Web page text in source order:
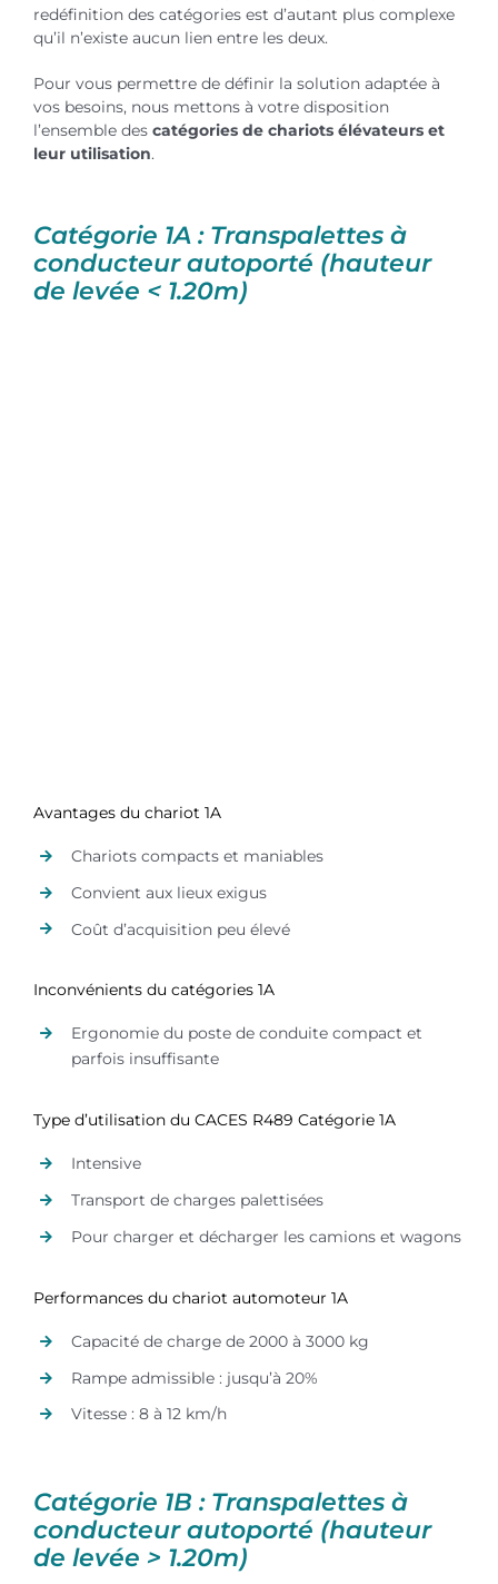
redéfinition des catégories est d’autant plus complexe
qu’il n’existe aucun lien entre les deux.
Pour vous permettre de définir la solution adaptée à
vos besoins, nous mettons à votre disposition
l’ensemble des catégories de chariots élévateurs et
leur utilisation.
Catégorie 1A : Transpalettes à
conducteur autoporté (hauteur
de levée < 1.20m)
Avantages du chariot 1A
Chariots compacts et maniables
Convient aux lieux exigus
Coût d’acquisition peu élevé
Inconvénients du catégories 1A
Ergonomie du poste de conduite compact et
parfois insuffisante
Type d’utilisation du CACES R489 Catégorie 1A
Intensive
Transport de charges palettisées
Pour charger et décharger les camions et wagons
Performances du chariot automoteur 1A
Capacité de charge de 2000 à 3000 kg
Rampe admissible : jusqu’à 20%
Vitesse : 8 à 12 km/h
Catégorie 1B : Transpalettes à
conducteur autoporté (hauteur
de levée > 1.20m)